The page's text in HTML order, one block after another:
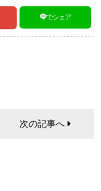
でシェア
次の記事へ